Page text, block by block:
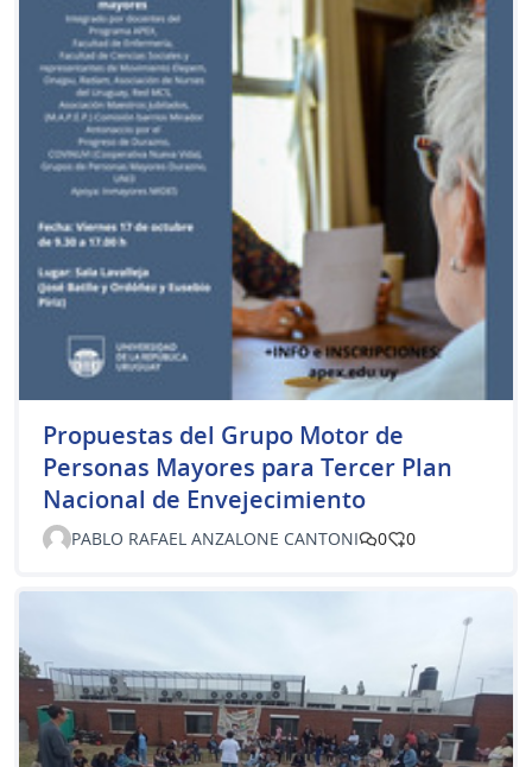
Propuestas del Grupo Motor de
Personas Mayores para Tercer Plan
Nacional de Envejecimiento
PABLO RAFAEL ANZALONE CANTONI 0 0